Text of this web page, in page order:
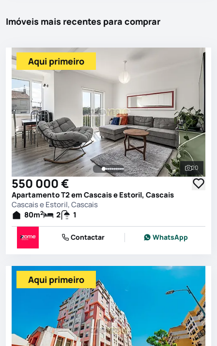
Imóveis mais recentes para comprar
Ver
20
Aqui primeiro
550 000 €
Apartamento T2 em Cascais e Estoril, Cascais
Cascais e Estoril, Cascais
80m2 2 1
Contactar WhatsApp
Aqui primeiro